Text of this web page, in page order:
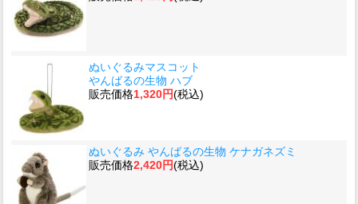
ぬいぐるみマスコット
やんばるの生物 ハブ
販売価格1,320円(税込)
ぬいぐるみ やんばるの生物 ケナガネズミ
販売価格2,420円(税込)